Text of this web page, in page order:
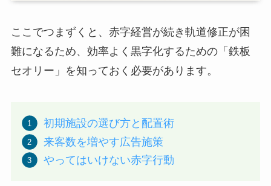
ここでつまずくと、赤字経営が続き軌道修正が困
難になるため、効率よく黒字化するための「鉄板
セオリー」を知っておく必要があります。
初期施設の選び方と配置術
来客数を増やす広告施策
やってはいけない赤字行動